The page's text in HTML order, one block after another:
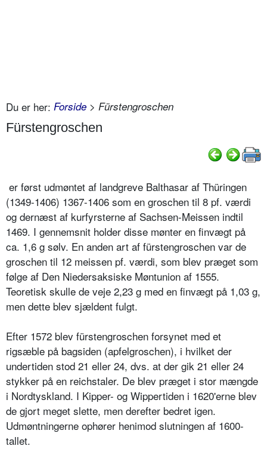
Du er her: Forside > Fürstengroschen
Fürstengroschen
er først udmøntet af landgreve Balthasar af Thüringen
(1349-1406) 1367-1406 som en groschen til 8 pf. værdi
og dernæst af kurfyrsterne af Sachsen-Meissen indtil
1469. I gennemsnit holder disse mønter en finvægt på
ca. 1,6 g sølv. En anden art af fürstengroschen var de
groschen til 12 meissen pf. værdi, som blev præget som
følge af Den Niedersaksiske Møntunion af 1555.
Teoretisk skulle de veje 2,23 g med en finvægt på 1,03 g,
men dette blev sjældent fulgt.
Efter 1572 blev fürstengroschen forsynet med et
rigsæble på bagsiden (apfelgroschen), i hvilket der
undertiden stod 21 eller 24, dvs. at der gik 21 eller 24
stykker på en reichstaler. De blev præget i stor mængde
i Nordtyskland. I Kipper- og Wippertiden i 1620'erne blev
de gjort meget slette, men derefter bedret igen.
Udmøntningerne ophører henimod slutningen af 1600-
tallet.